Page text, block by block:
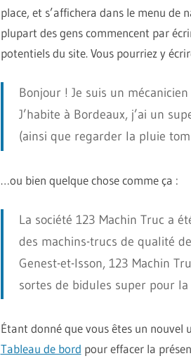
place, et s’affichera dans le menu
plupart des gens commencent par
potentiels du site. Vous pourriez y
Bonjour ! Je suis un
J’habite à Bordeaux, j’ai un
(ainsi que regarder la pluie
…ou bien quelque chose comme ça :
La société 123 Machin Truc a
des machins-trucs de qualité
Genest-et-Isson, 123 Machin
sortes de bidules super pour
Étant donné que vous êtes un nouvel
Tableau de bord pour effacer la